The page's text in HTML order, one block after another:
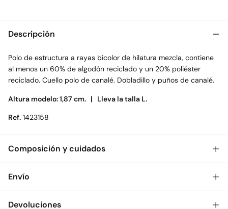
Descripción
Polo de estructura a rayas bicolor de hilatura mezcla, contiene
al menos un 60% de algodón reciclado y un 20% poliéster
reciclado. Cuello polo de canalé. Dobladillo y puños de canalé.
Altura modelo: 1,87 cm. | Lleva la talla L.
Ref. 1423158
Composición y cuidados
Composición
Envío
Envío a tienda: 2-5 días.
Devoluciones